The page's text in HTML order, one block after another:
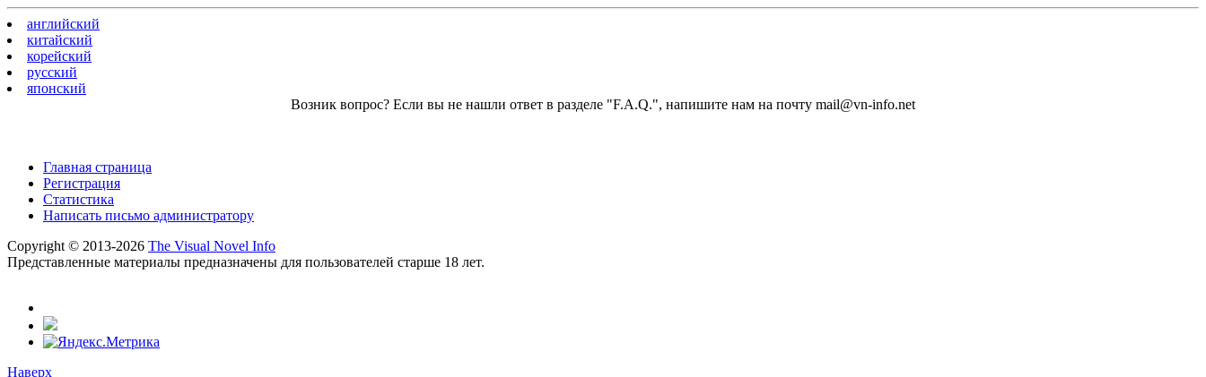
английский
китайский
корейский
русский
японский
Возник вопрос? Если вы не нашли ответ в разделе "F.A.Q.", напишите нам на почту mail@vn-info.net
Главная страница
Регистрация
Статистика
Написать письмо администратору
Copyright © 2013-2026 The Visual Novel Info
Представленные материалы предназначены для пользователей старше 18 лет.
Наверх